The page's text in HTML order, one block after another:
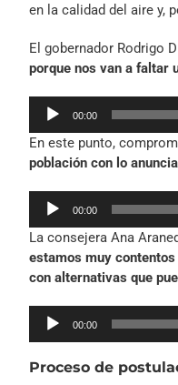
en la calidad del aire y,
El gobernador Rodrigo
porque nos van a faltar
Reproductor
audio
00:00
En este punto,
población con lo
Reproductor
audio
00:00
La consejera Ana
estamos muy
con alternativas que
Reproductor
00:00
Proceso de